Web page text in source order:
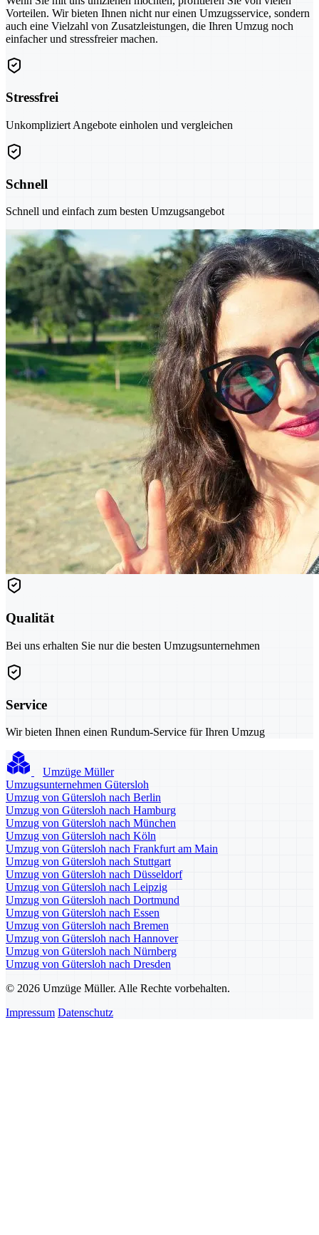
Vorteilen. Wir bieten Ihnen nicht nur einen Umzugsservice, sondern
auch eine Vielzahl von Zusatzleistungen, die Ihren Umzug noch
einfacher und stressfreier machen.
Stressfrei
Unkompliziert Angebote einholen und vergleichen
Schnell
Schnell und einfach zum besten Umzugsangebot
Qualität
Bei uns erhalten Sie nur die besten Umzugsunternehmen
Service
Wir bieten Ihnen einen Rundum-Service für Ihren Umzug
Umzüge Müller
Umzugsunternehmen Gütersloh
Umzug von Gütersloh nach Berlin
Umzug von Gütersloh nach Hamburg
Umzug von Gütersloh nach München
Umzug von Gütersloh nach Köln
Umzug von Gütersloh nach Frankfurt am Main
Umzug von Gütersloh nach Stuttgart
Umzug von Gütersloh nach Düsseldorf
Umzug von Gütersloh nach Leipzig
Umzug von Gütersloh nach Dortmund
Umzug von Gütersloh nach Essen
Umzug von Gütersloh nach Bremen
Umzug von Gütersloh nach Hannover
Umzug von Gütersloh nach Nürnberg
Umzug von Gütersloh nach Dresden
© 2026 Umzüge Müller. Alle Rechte vorbehalten.
Impressum Datenschutz